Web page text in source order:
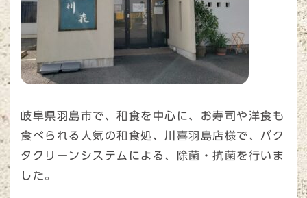
岐阜県羽島市で、和食を中心に、お寿司や洋食も
食べられる人気の和食処、川喜羽島店様で、バク
タクリーンシステムによる、除菌・抗菌を行いま
した。